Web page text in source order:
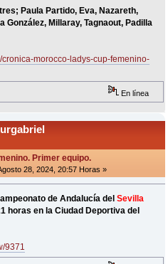
Paula Partido, Eva, Nazareth,
González, Millaray, Tagnaout, Padilla
morocco-ladys-cup-femenino-
En línea
Primer equipo.
28, 2024, 20:57 Horas »
de Andalucía del Sevilla
horas en la Ciudad Deportiva del
9371